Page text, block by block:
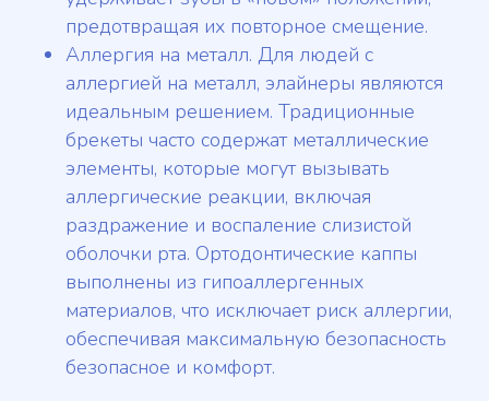
предотвращая их повторное смещение.
Аллергия на металл. Для людей с
аллергией на металл, элайнеры являются
идеальным решением. Традиционные
брекеты часто содержат металлические
элементы, которые могут вызывать
аллергические реакции, включая
раздражение и воспаление слизистой
оболочки рта. Ортодонтические каппы
выполнены из гипоаллергенных
материалов, что исключает риск аллергии,
обеспечивая максимальную безопасность
безопасное и комфорт.